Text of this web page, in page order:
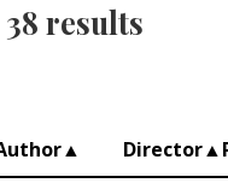
38 results
▲ Director▲